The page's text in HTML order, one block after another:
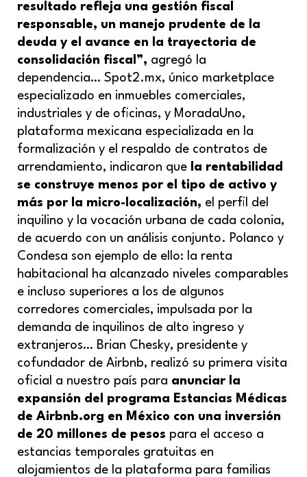
resultado refleja una gestión fiscal
responsable, un manejo prudente de la
deuda y el avance en la trayectoria de
consolidación fiscal”, agregó la
dependencia… Spot2.mx, único marketplace
especializado en inmuebles comerciales,
industriales y de oficinas, y MoradaUno,
plataforma mexicana especializada en la
formalización y el respaldo de contratos de
arrendamiento, indicaron que
la rentabilidad
se construye menos por el tipo de activo y
más por la micro-localización, el perfil del
inquilino y la vocación urbana de cada colonia,
de acuerdo con un análisis conjunto. Polanco y
Condesa son ejemplo de ello: la renta
habitacional ha alcanzado niveles comparables
e incluso superiores a los de algunos
corredores comerciales, impulsada por la
demanda de inquilinos de alto ingreso y
extranjeros… Brian Chesky, presidente y
cofundador de Airbnb, realizó su primera visita
oficial a nuestro país para anunciar la
expansión del programa Estancias Médicas
de Airbnb.org en México con una inversión
de 20 millones de pesos para el acceso a
estancias temporales gratuitas en
alojamientos de la plataforma para familias